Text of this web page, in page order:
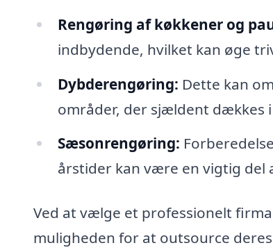
Rengøring af køkkener og
indbydende, hvilket kan øge
Dybderengøring: Dette kan
områder, der sjældent dækkes
Sæsonrengøring:
årstider kan være en vigtig del
Ved at vælge et professionelt
muligheden for at outsource